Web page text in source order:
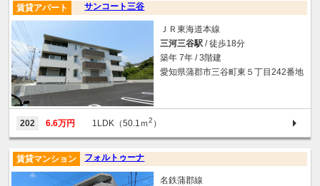
サンコート三谷
賃貸アパート
ＪＲ東海道本線
三河三谷駅 / 徒歩18分
築年 7年 / 3階建
愛知県蒲郡市三谷町東５丁目242番地
202 6.6万円 1LDK（50.1ｍ2 ）
フォルトゥーナ
賃貸マンション
名鉄蒲郡線